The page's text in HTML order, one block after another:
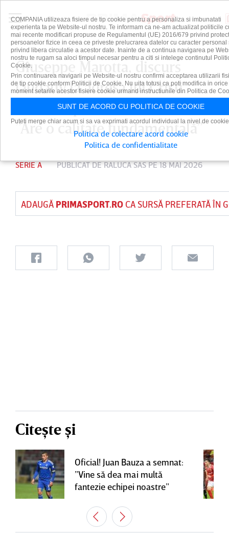
Giuseppe Marotta, discurs
laudativ la adresa lui Cristi
Chivu după eventul cu Inter:
”Are o calitate fundamentală”
SERIE A PUBLICAT DERALUCA SASPE 18 MAI 2026
ADAUGĂ PRIMASPORT.ROCA SURSĂ PREFERATĂ ÎN
Citește și
Oficial! Juan Bauza a semnat:
”Vine să dea mai multă
fantezie echipei noastre”
COMPANIA utilizeaza fisiere de tip cookie pentru a personaliza si imbunatati
experienta ta pe Website-ul nostru. Te informam ca ne-am actualizat politicile
mai recente modificari propuse de Regulamentul (UE) 2016/679 privind
persoanelor fizice in ceea ce priveste prelucrarea datelor cu caracter personal
privind libera circulatie a acestor date. Inainte de a continua navigarea pe
nostru te rugam sa aloci timpul necesar pentru a citi si intelege continutul
Cookie.
Prin continuarea navigarii pe Website-ul nostru confirmi acceptarea utilizarii
de tip cookie conform Politicii de Cookie. Nu uita totusi ca poti modifica in orice
moment setarile acestor fisiere cookie urmand instructiunile din Politica de
SUNT DE ACORD CU POLITICA DE COOKIE
Puteti merge chiar acum si sa va exprimati acordul individual la nivel de
Politica de colectare acord cookie
Politica de confidentialitate